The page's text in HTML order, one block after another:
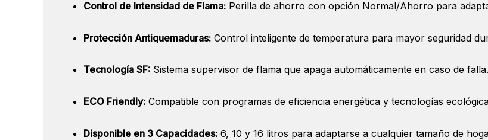
Control de Intensidad de Flama: Perilla de ahorro con opción Normal/Ahorro para
Protección Antiquemaduras: Control inteligente de temperatura para mayor seguridad
Tecnología SF: Sistema supervisor de flama que apaga automáticamente en caso de falla.
ECO Friendly: Compatible con programas de eficiencia energética y tecnologías
Disponible en 3 Capacidades: 6, 10 y 16 litros para adaptarse a cualquier tamaño de